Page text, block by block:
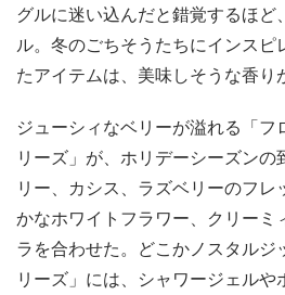
グルに迷い込んだと錯覚するほど
ル。冬のごちそうたちにインス
たアイテムは、美味しそうな香り
ジューシィなベリーが溢れる「
リーズ」が、ホリデーシーズン
リー、カシス、ラズベリーのフ
かなホワイトフラワー、クリーミ
ラを合わせた。どこかノスタルジ
リーズ」には、シャワージェルや